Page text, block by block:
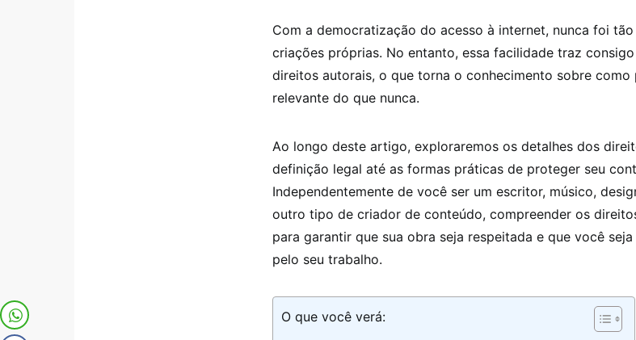
Com a democratização do acesso à internet, nunca foi
criações próprias. No entanto, essa facilidade traz
direitos autorais, o que torna o conhecimento sobre como
relevante do que nunca.
Ao longo deste artigo, exploraremos os detalhes dos
definição legal até as formas práticas de proteger seu
Independentemente de você ser um escritor, músico,
outro tipo de criador de conteúdo, compreender os
para garantir que sua obra seja respeitada e que você
pelo seu trabalho.
O que você verá: